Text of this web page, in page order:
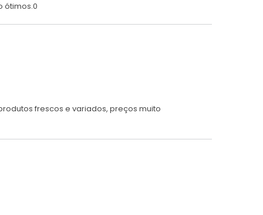
ótimos.0
frescos e variados, preços muito